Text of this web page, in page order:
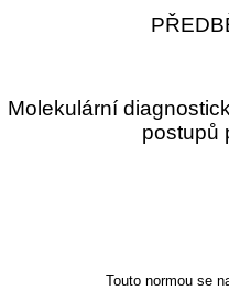
Molekulární
postupů
Touto normou se